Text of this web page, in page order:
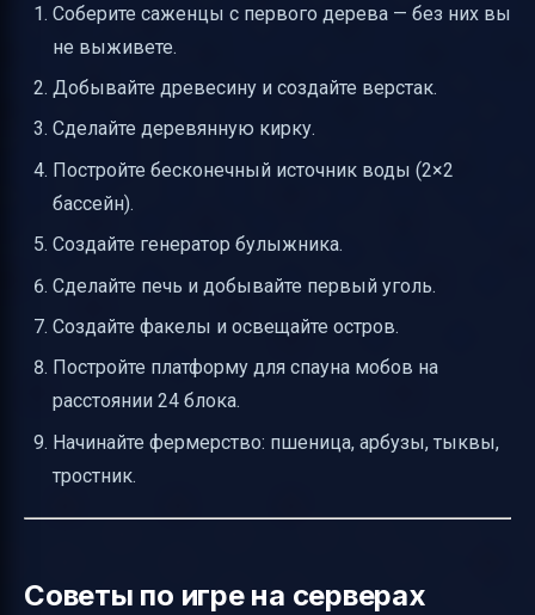
Соберите саженцы с первого дерева — без них вы
не выживете.
Добывайте древесину и создайте верстак.
Сделайте деревянную кирку.
Постройте бесконечный источник воды (2×2
бассейн).
Создайте генератор булыжника.
Сделайте печь и добывайте первый уголь.
Создайте факелы и освещайте остров.
Постройте платформу для спауна мобов на
расстоянии 24 блока.
Начинайте фермерство: пшеница, арбузы, тыквы,
тростник.
Советы по игре на серверах